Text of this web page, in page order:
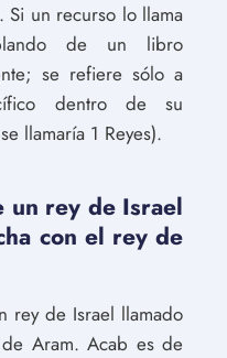
un recurso lo llama
de un libro
se refiere sólo a
dentro de su
llamaría 1 Reyes).
un rey de Israel
con el rey de
rey de Israel llamado
Aram. Acab es de